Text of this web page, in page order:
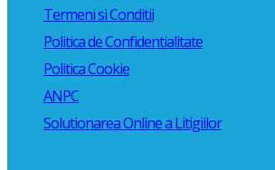
Termeni si Conditii
Politica de Confidentialitate
Politica Cookie
ANPC
Solutionarea Online a Litigiilor